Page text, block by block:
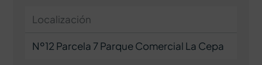
Localización
Nº12 Parcela 7 Parque Comercial La Cepa